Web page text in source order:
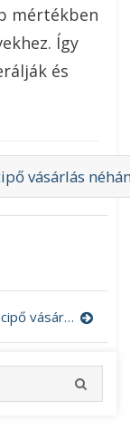
mértékben
Így
és
vásárlás
Akciós női cipő vásárlás néhány kattintással
E